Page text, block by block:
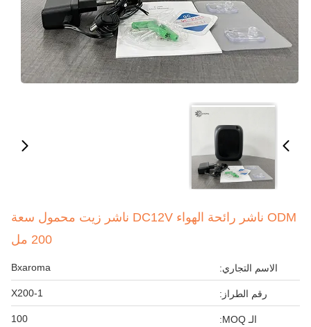
ODM ناشر رائحة الهواء DC12V ناشر زيت محمول سعة
200 مل
الاسم التجاري: Bxaroma
رقم الطراز: X200-1
الـ MOQ: 100